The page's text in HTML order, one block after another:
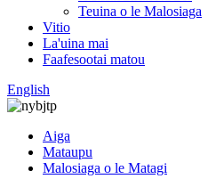
Teuina o le Malosiaga
Vitio
La'uina mai
Faafesootai matou
English
Aiga
Mataupu
Malosiaga o le Matagi